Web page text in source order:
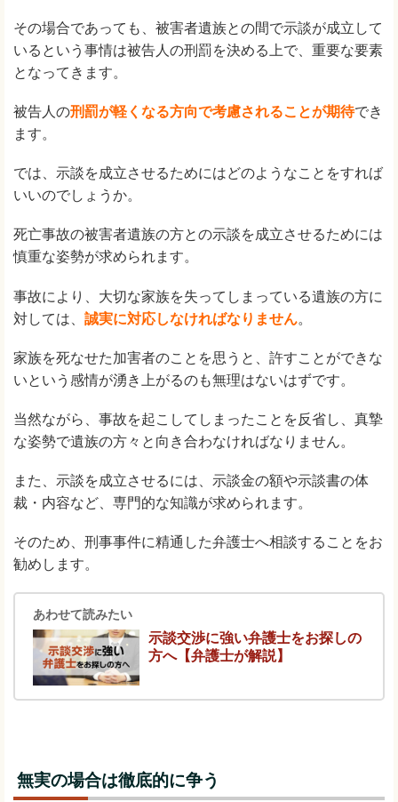
その場合であっても、被害者遺族との間で示談が成立して
いるという事情は被告人の刑罰を決める上で、重要な要素
となってきます。
被告人の刑罰が軽くなる方向で考慮されることが期待でき
ます。
では、示談を成立させるためにはどのようなことをすれば
いいのでしょうか。
死亡事故の被害者遺族の方との示談を成立させるためには
慎重な姿勢が求められます。
事故により、大切な家族を失ってしまっている遺族の方に
対しては、 誠実に対応しなければなりません。
家族を死なせた加害者のことを思うと、許すことができな
いという感情が湧き上がるのも無理はないはずです。
当然ながら、事故を起こしてしまったことを反省し、真摯
な姿勢で遺族の方々と向き合わなければなりません。
また、示談を成立させるには、示談金の額や示談書の体
裁・内容など、専門的な知識が求められます。
そのため、刑事事件に精通した弁護士へ相談することをお
勧めします。
あわせて読みたい
示談交渉に強い弁護士をお探しの
方へ【弁護士が解説】
無実の場合は徹底的に争う